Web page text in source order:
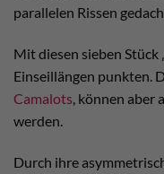
parallelen Rissen
Mit diesen sieben Stück
Einseillängen punkten.
Camalots, können aber
werden.
Durch ihre